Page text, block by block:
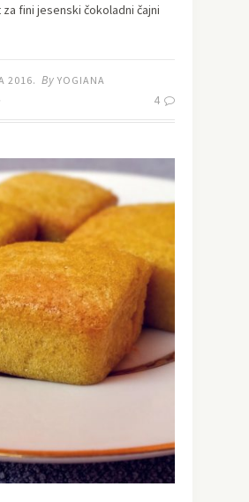
fini jesenski čokoladni čajni
2016. By YOGIANA
4